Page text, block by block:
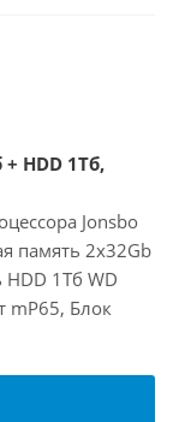
HDD 1Тб,
Jonsbo
память 2x32Gb
1Тб WD
mP65, Блок